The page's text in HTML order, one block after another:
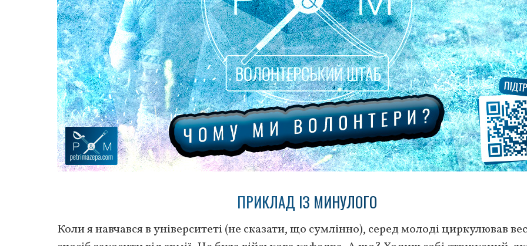
ПРИКЛАД ІЗ МИНУЛОГО
Коли я навчався в університеті (не сказати, що сумлінно), серед молоді циркулював